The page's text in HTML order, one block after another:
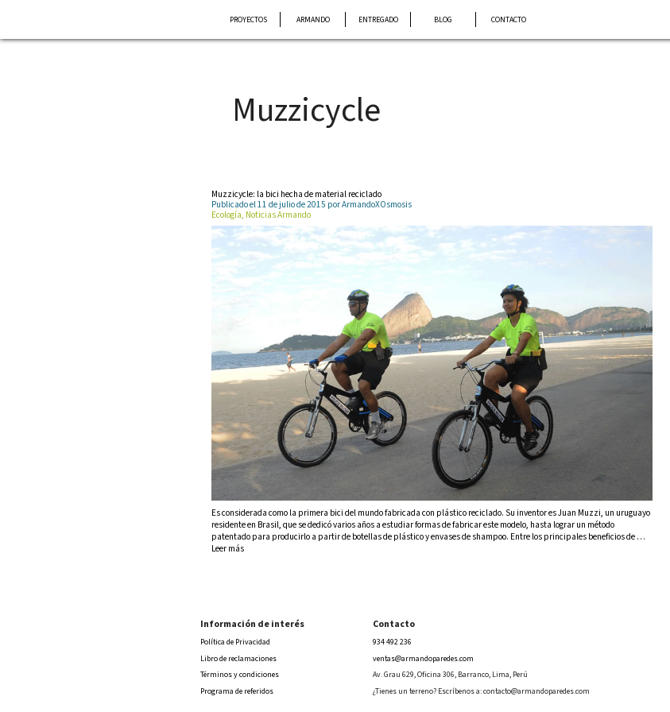
PROYECTOS ARMANDO ENTREGADO BLOG CONTACTO
contenido
Muzzicycle
Muzzicycle: la bici hecha de material reciclado
Publicado el 11 de julio de 2015 por ArmandoXOsmosis
Ecología, Noticias Armando
Es considerada como la primera bici del mundo fabricada con plástico reciclado. Su inventor es Juan Muzzi, un uruguayo
residente en Brasil, que se dedicó varios años a estudiar formas de fabricar este modelo, hasta lograr un método
patentado para producirlo a partir de botellas de plástico y envases de shampoo. Entre los principales beneficios de …
Leer más
Información de interés
Política de Privacidad
Libro de reclamaciones
Términos y condiciones
Programa de referidos
Contacto
934 492 236
ventas@armandoparedes.com
Av. Grau 629, Oficina 306, Barranco, Lima, Perú
¿Tienes un terreno? Escríbenos a:contacto@armandoparedes.com